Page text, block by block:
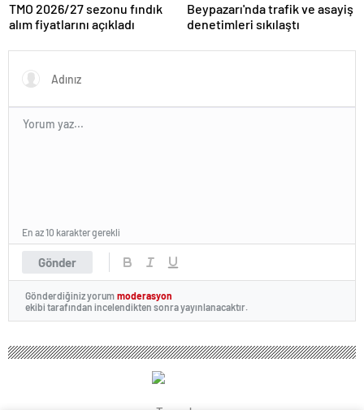
TMO 2026/27 sezonu fındık
alım fiyatlarını açıkladı
Beypazarı'nda trafik ve asayiş
denetimleri sıkılaştı
Gönder
En az 10 karakter gerekli
Gönderdiğiniz yorum moderasyon
ekibi tarafından incelendikten sonra yayınlanacaktır.